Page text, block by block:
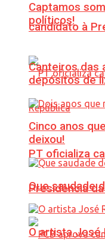
candidato à
PT oficializa
Presidência
Captamos
políticos!
Canteiros das
depósitos de
Cinco anos
deixou!
Que saudade
O artista José